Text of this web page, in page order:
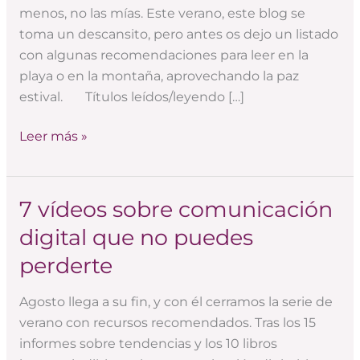
menos, no las mías. Este verano, este blog se
toma un descansito, pero antes os dejo un listado
con algunas recomendaciones para leer en la
playa o en la montaña, aprovechando la paz
estival. Títulos leídos/leyendo […]
verano
Leer más »
7 vídeos sobre comunicación
digital que no puedes
perderte
Agosto llega a su fin, y con él cerramos la serie de
verano con recursos recomendados. Tras los 15
informes sobre tendencias y los 10 libros
7
vídeos
sobre
comunicación
que
no
puedes